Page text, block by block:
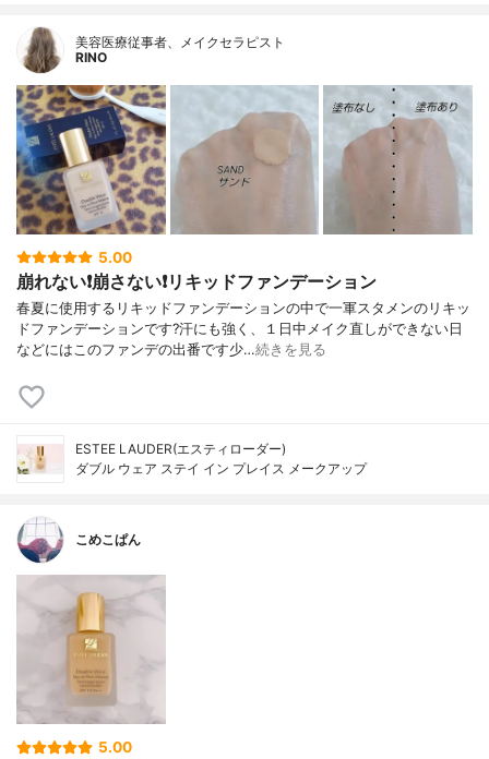
美容医療従事者、メイクセラピスト
RINO
5.00
崩れない❗️崩さない❗️リキッドファンデーション
春夏に使用するリキッドファンデーションの中で一軍スタメンのリキッ
ドファンデーションです?汗にも強く、１日中メイク直しができない日
などにはこのファンデの出番です少…続きを見る
ESTEE LAUDER(エスティローダー)
ダブル ウェア ステイ イン プレイス メークアップ
こめこぱん
5.00